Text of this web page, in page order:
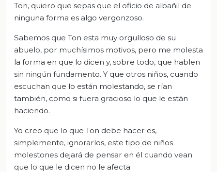
Ton, quiero que sepas que el oficio de albañil de
ninguna forma es algo vergonzoso.
Sabemos que Ton esta muy orgulloso de su
abuelo, por muchísimos motivos, pero me molesta
la forma en que lo dicen y, sobre todo, que hablen
sin ningún fundamento. Y que otros niños, cuando
escuchan que lo están molestando, se rían
también, como si fuera gracioso lo que le están
haciendo.
Yo creo que lo que Ton debe hacer es,
simplemente, ignorarlos, este tipo de niños
molestones dejará de pensar en él cuando vean
que lo que le dicen no le afecta.